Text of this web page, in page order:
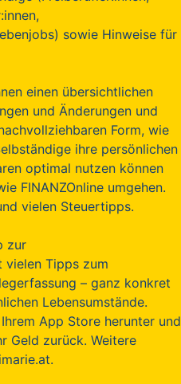
sowie Hinweise für
einen übersichtlichen
und Änderungen und
Form, wie
ihre persönlichen
optimal nutzen können
FINANZOnline umgehen.
vielen Steuertipps.
zur
vielen Tipps zum
– ganz konkret
Lebensumstände.
App Store herunter und
Geld zurück. Weitere